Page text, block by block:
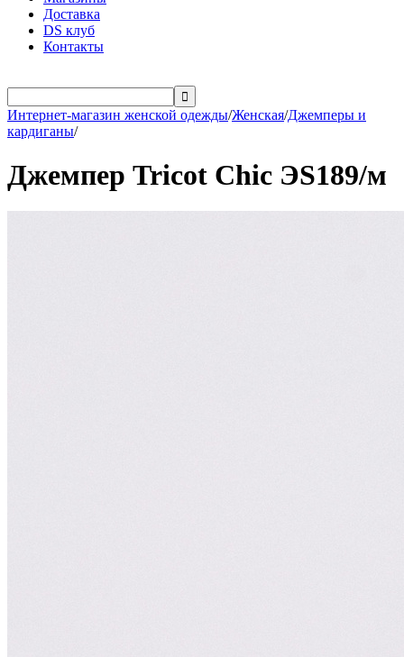
Доставка
DS клуб
Контакты

Интернет-магазин женской одежды/Женская/Джемперы и
кардиганы/
Джемпер Tricot Chic ЭS189/м